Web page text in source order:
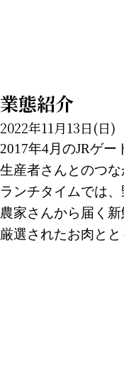
業態紹介
2022年11月13日(日)
2017年4月のJRゲー
生産者さんとのつな
ランチタイムでは
農家さんから届く
厳選されたお肉とと